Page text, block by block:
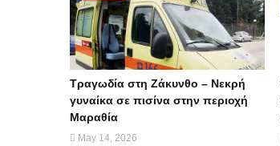
Τραγωδία στη Ζάκυνθο – Νεκρή
γυναίκα σε πισίνα στην περιοχή
Μαραθία
May 14, 2026